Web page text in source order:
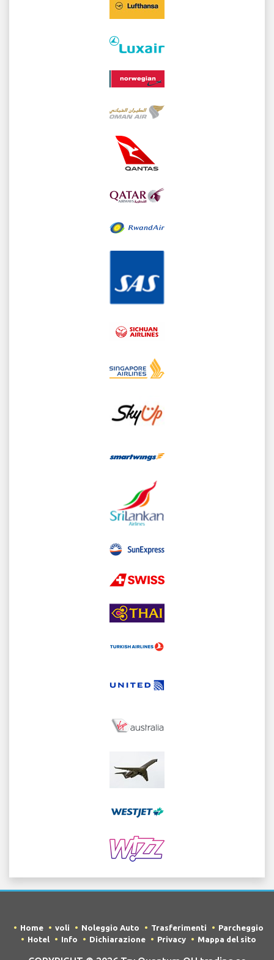
Home voli Noleggio Auto Trasferimenti
Parcheggio
Hotel
Info Dichiarazione Privacy Mappa del sito